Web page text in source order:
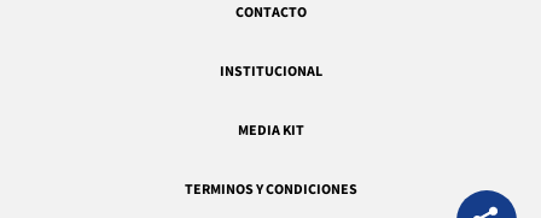
CONTACTO
INSTITUCIONAL
MEDIA KIT
TERMINOS Y CONDICIONES